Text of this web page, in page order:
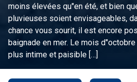
moins élevées qu"en été, et bien
pluvieuses soient envisageables,
chance vous sourit, il est encore
baignade en mer. Le mois
plus intime et paisible […]